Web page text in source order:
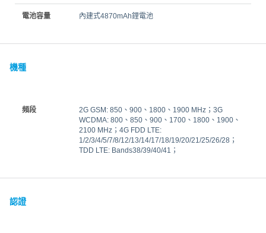
電池容量 內建式4870mAh鋰電池
機種
頻段
2G GSM: 850、900、1800、1900 MHz；3G
WCDMA: 800、850、900、1700、1800、1900、
2100 MHz；4G FDD LTE:
1/2/3/4/5/7/8/12/13/14/17/18/19/20/21/25/26/28；
TDD LTE: Bands38/39/40/41；
認證